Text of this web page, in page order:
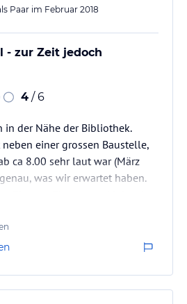
Paar im Februar 2018
- zur Zeit jedoch
4 / 6
in der Nähe der Bibliothek.
einer grossen Baustelle,
ca 8.00 sehr laut war (März
was wir erwartet haben.
Ein wenig schlecht ist,
einem Tag / 1 GB bezahlen
das Parkhaus für 20 AUD pro